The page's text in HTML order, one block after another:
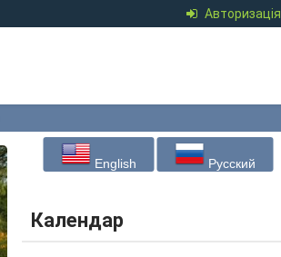
Авторизація
English Русский
Календар